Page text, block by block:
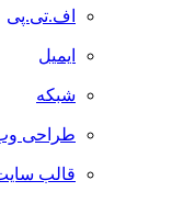
اف.تی.پی
ایمیل
شبکه
طراحی وب
قالب سایت